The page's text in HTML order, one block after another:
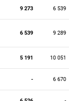
9 273 6 539
6 539 9 289
5 191 10 051
- 6 670